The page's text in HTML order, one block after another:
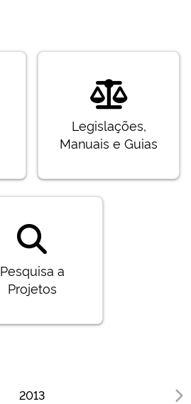
Legislações,
Manuais e Guias
Pesquisa a
Projetos
2013